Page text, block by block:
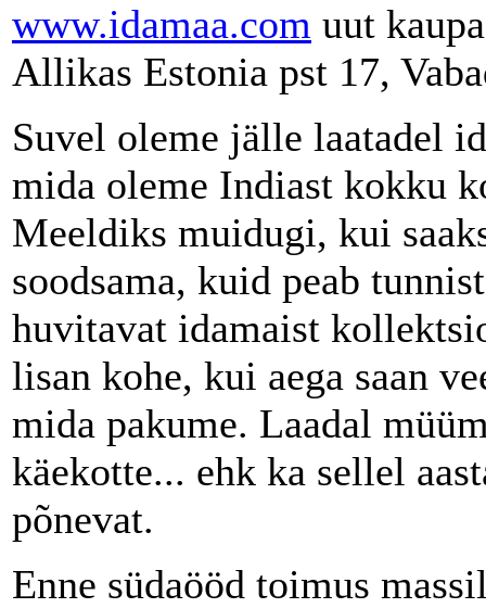
www.idamaa.com uut
Allikas Estonia pst 17,
Suvel oleme jälle laatadel
mida oleme Indiast kokku
Meeldiks muidugi, kui
soodsama, kuid peab
huvitavat idamaist
lisan kohe, kui aega saan
mida pakume. Laadal
käekotte... ehk ka sellel
põnevat.
Enne südaööd toimus